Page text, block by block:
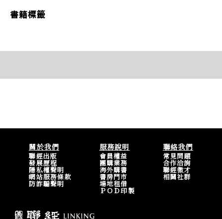
書籍標籤
關於我們
聯經出版
發展歷程
隱私權聲明
網站服務條款
防詐騙聲明
服務說明
會員權益
團購業務
海外購書
書房門市
場地租借
ＰＯＤ印製
聯絡我們
常見問題
合作洽詢
聯經徵才
相關社群